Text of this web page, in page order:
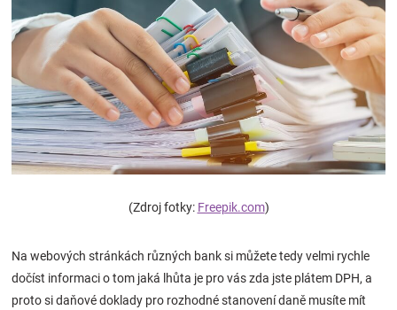
zábava
pro
děti
Těhotenské
Novinky
Značky
(Zdroj fotky: Freepik.com)
Na webových stránkách různých bank si můžete tedy velmi rychle
dočíst informaci o tom jaká lhůta je pro vás zda jste plátem DPH, a
proto si daňové doklady pro rozhodné stanovení daně musíte mít